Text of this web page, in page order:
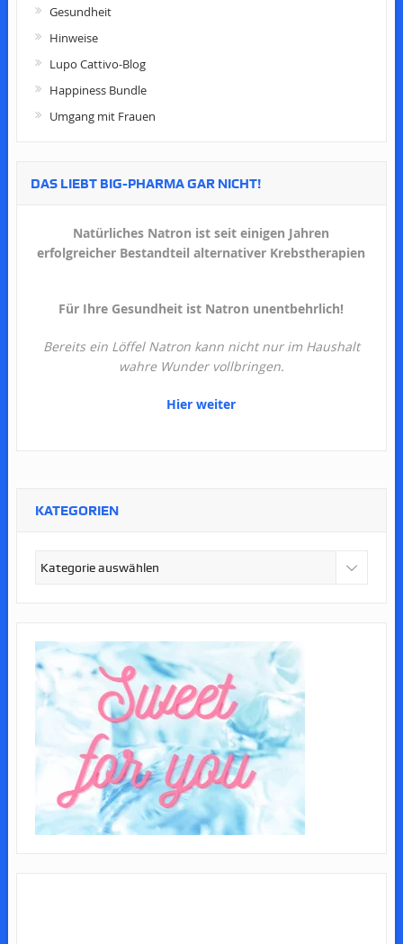
Gesundheit
Hinweise
Lupo Cattivo-Blog
Happiness Bundle
Umgang mit Frauen
DAS LIEBT BIG-PHARMA GAR NICHT!
Natürliches Natron ist seit einigen Jahren
erfolgreicher Bestandteil alternativer Krebstherapien
Für Ihre Gesundheit ist Natron unentbehrlich!
Bereits ein Löffel Natron kann nicht nur im Haushalt
wahre Wunder vollbringen.
Hier weiter
KATEGORIEN